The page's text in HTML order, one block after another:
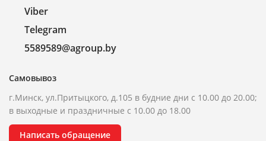
Viber
Telegram
5589589@agroup.by
Самовывоз
г.Минск, ул.Притыцкого, д.105 в будние дни с 10.00 до 20.00;
в выходные и праздничные с 10.00 до 18.00
Написать обращение